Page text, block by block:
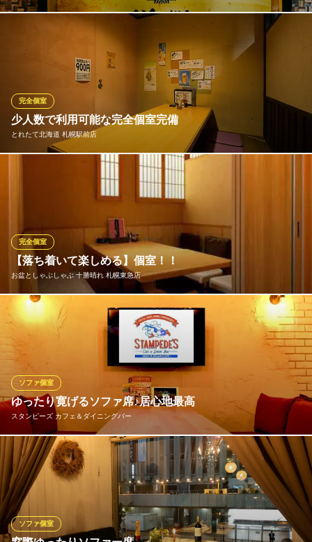
お肉とチーズの専門店 ミートダルマ札幌店
札幌駅 肉バル
札幌市営地下鉄東豊線さっぽろ駅 徒歩3分
北海道札幌市中央区北4条西5-1 アスティ45ビルB1
ゆったり寛ぎの掘りごたつ席は少人数から最大50名様までOK全席
【扉】が付いた完全個室
【全席個室】刺身と焼物 ひゃくや 札幌駅北口店
完全個室◆刺身◆焼鳥
ＪＲ函館本線札幌駅北口 徒歩3分
北海道札幌市北区北9条西3-19-1 ノルテプラザ1F
少人数で利用可能な完全個室完備
とれたて北海道 札幌駅前店
完全個室
2～5名様用、6～8名様用、10～12名様用、15名～22名様用、25
をご用意。その他、お部屋を繋げて人数に合わせた部屋作りも可
能。最大24名様収容の椅子席個室もあります。札幌駅直結なの
で、雨でも大丈夫！会社宴会、友人との飲み会にも最適です♪
とれたて北海道 札幌駅前店
新鮮海鮮寿司和食居酒屋
地下鉄東豊線札幌駅 徒歩1分
北海道札幌市中央区北4条西1 北農ビルB1
【落ち着いて楽しめる】個室！！
お盆としゃぶしゃぶ 十勝晴れ 札幌東急店
完全個室
周りを気にせずに過ごすことのできる、落ち着いた雰囲気の個室
でゆっくりとお楽しみいただけます。
お盆としゃぶしゃぶ 十勝晴れ 札幌東急店
しゃぶしゃぶ食べ放題
札幌市営地下鉄東豊線さっぽろ駅 徒歩1分
北海道札幌市中央区北4条西2 さっぽろ東急百貨店10F
ゆったり寛げるソファ席♪居心地最高
スタンピーズ カフェ＆ダイニングバー
ソファ個室
ついつい長居してしまう半個室のふかふかソファ席。楽しい話や
大事な話もリラックスして話ができる空間です。昼帯ではソファ
席に設置されているテレビモニターにパソコンを接続し、打ち合
わせや交流会を行ったり、夜帯はカップルや少人数グループで飲
み会などに利用が多いです！ソファ席で全貸切で10名～20名の宴
会もアリ◎
ソファ個室